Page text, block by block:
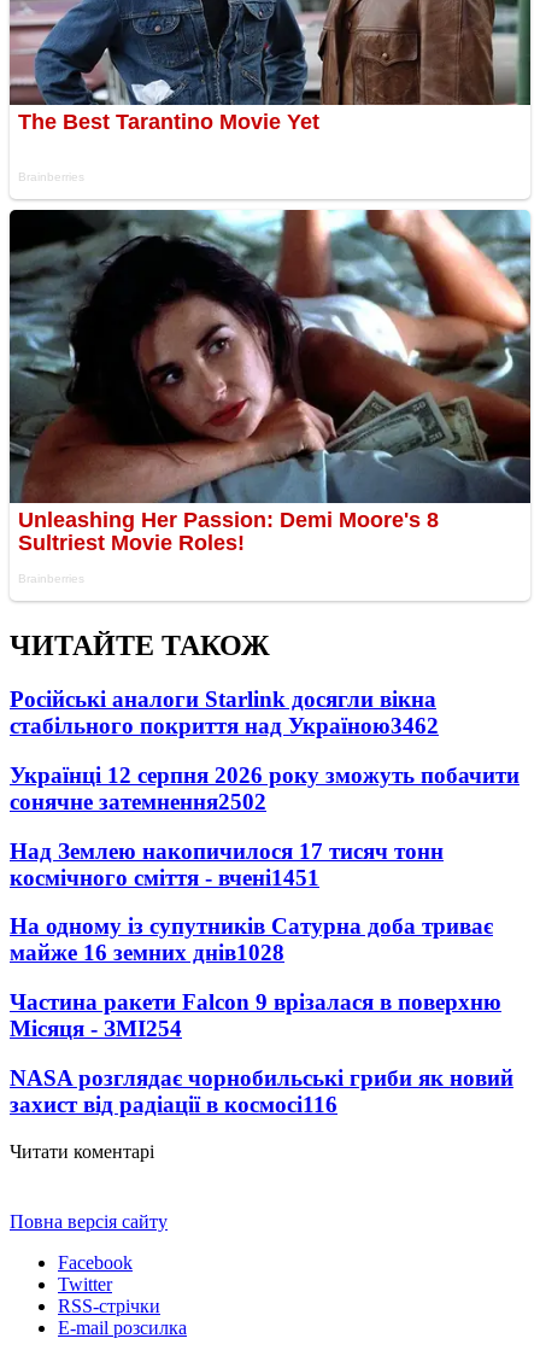
ЧИТАЙТЕ ТАКОЖ
Російські аналоги Starlink досягли вікна
стабільного покриття над Україною3462
Українці 12 серпня 2026 року зможуть побачити
сонячне затемнення2502
Над Землею накопичилося 17 тисяч тонн
космічного сміття - вчені1451
На одному із супутників Сатурна доба триває
майже 16 земних днів1028
Частина ракети Falcon 9 врізалася в поверхню
Місяця - ЗМІ254
NASA розглядає чорнобильські гриби як новий
захист від радіації в космосі116
Читати коментарі
Повна версія сайту
Facebook
Twitter
RSS-стрічки
E-mail розсилка